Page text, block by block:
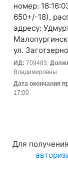
номер:
650+/-18),
адресу:
ул.
ИД: 709483,
Владимировны
Дата окончания
17:00
Для